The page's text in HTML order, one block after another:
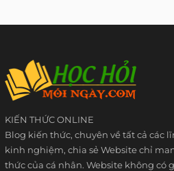
KIẾN THỨC ONLINE
Blog kiến thức, chuyên về tất cả các
kinh nghiệm, chia sẻ Website chỉ
thức của cá nhân. Website không có